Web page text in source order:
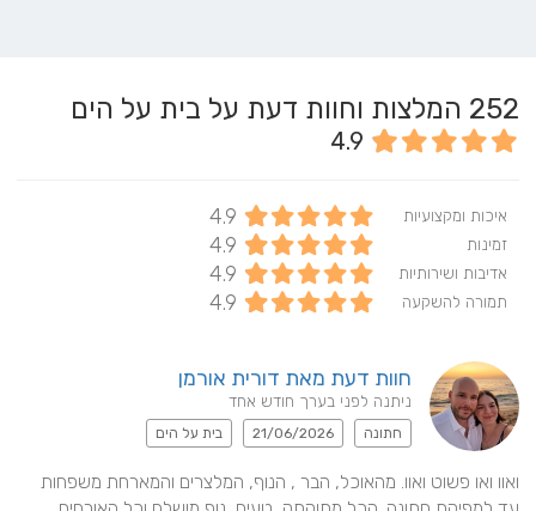
252 המלצות וחוות דעת על בית על הים
4.9
איכות ומקצועיות 4.9
זמינות 4.9
אדיבות ושירותיות 4.9
תמורה להשקעה 4.9
חוות דעת מאת דורית אורמן
ניתנה לפני בערך חודש אחד
חתונה 21/06/2026 בית על הים